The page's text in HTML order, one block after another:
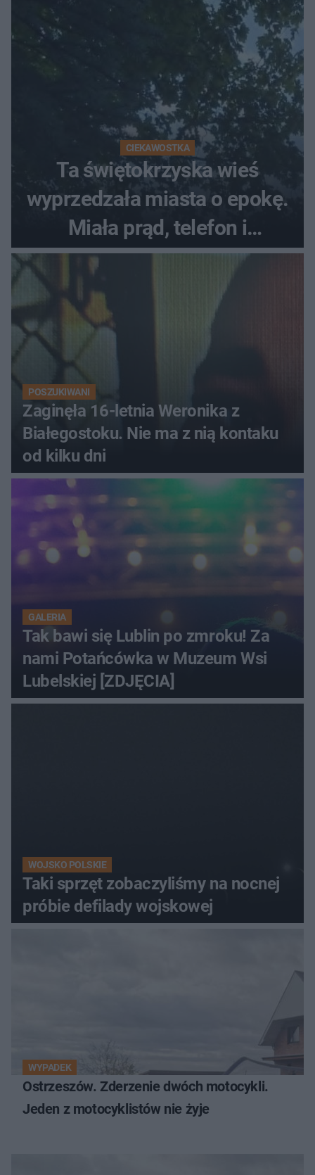
CIEKAWOSTKA
Ta świętokrzyska wieś
wyprzedzała miasta o epokę.
Miała prąd, telefon i
luksusowe auto
POSZUKIWANI
Zaginęła 16-letnia Weronika z
Białegostoku. Nie ma z nią kontaku
od kilku dni
GALERIA
Tak bawi się Lublin po zmroku! Za
nami Potańcówka w Muzeum Wsi
Lubelskiej [ZDJĘCIA]
WOJSKO POLSKIE
Taki sprzęt zobaczyliśmy na nocnej
próbie defilady wojskowej
WYPADEK
Ostrzeszów. Zderzenie dwóch motocykli.
Jeden z motocyklistów nie żyje